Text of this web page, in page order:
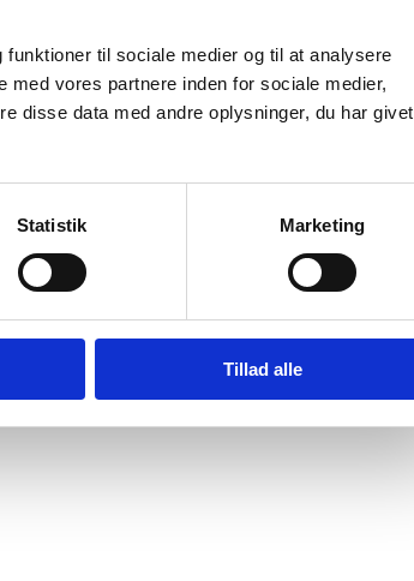
til sociale medier og til at analysere
vores partnere inden for sociale medier,
disse data med andre oplysninger, du har givet
Statistik Marketing
Tillad alle
af valg,ytrings-, presse-,
begået af
og forholdene for